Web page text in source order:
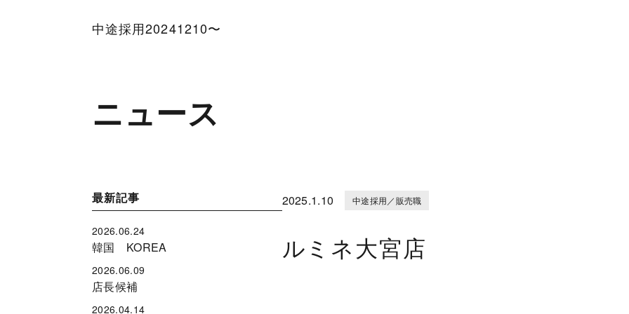
中途採用20241210〜
ニュース
最新記事
2026.06.24
韓国 KOREA
2026.06.09
店長候補
2026.04.14
2025.1.10 中途採用／販売職
ルミネ大宮店